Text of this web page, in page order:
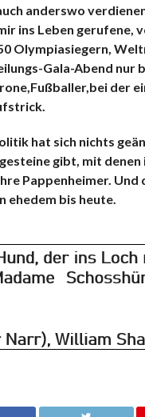
anderswo
ins Leben gerufene,
Olympiasiegern,
Gala-Abend nur
der
hat sich nichts
gibt, mit
Pappenheimer.
ehedem bis heute.